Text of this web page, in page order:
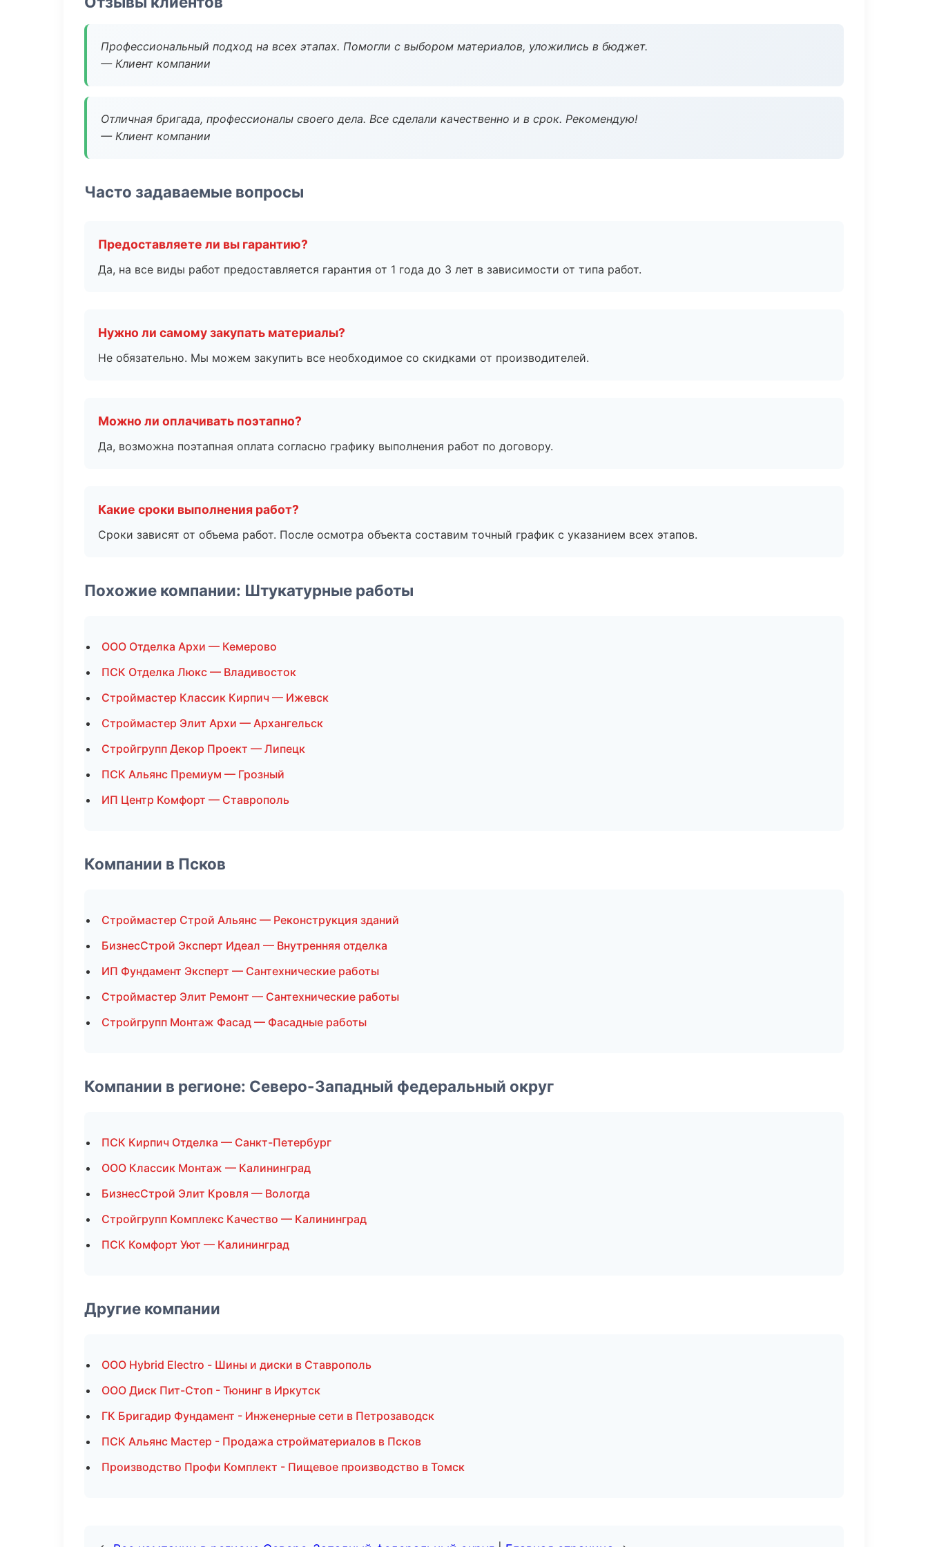
Профессиональный подход на всех этапах. Помогли с выбором материалов, уложились в бюджет.
— Клиент компании
Отличная бригада, профессионалы своего дела. Все сделали качественно и в срок. Рекомендую!
— Клиент компании
Часто задаваемые вопросы
Предоставляете ли вы гарантию?
Да, на все виды работ предоставляется гарантия от 1 года до 3 лет в зависимости от типа работ.
Нужно ли самому закупать материалы?
Не обязательно. Мы можем закупить все необходимое со скидками от производителей.
Можно ли оплачивать поэтапно?
Да, возможна поэтапная оплата согласно графику выполнения работ по договору.
Какие сроки выполнения работ?
Сроки зависят от объема работ. После осмотра объекта составим точный график с указанием всех этапов.
Похожие компании: Штукатурные работы
ООО Отделка Архи — Кемерово
ПСК Отделка Люкс — Владивосток
Строймастер Классик Кирпич — Ижевск
Строймастер Элит Архи — Архангельск
Стройгрупп Декор Проект — Липецк
ПСК Альянс Премиум — Грозный
ИП Центр Комфорт — Ставрополь
Компании в Псков
Строймастер Строй Альянс — Реконструкция зданий
БизнесСтрой Эксперт Идеал — Внутренняя отделка
ИП Фундамент Эксперт — Сантехнические работы
Строймастер Элит Ремонт — Сантехнические работы
Стройгрупп Монтаж Фасад — Фасадные работы
Компании в регионе: Северо-Западный федеральный округ
ПСК Кирпич Отделка — Санкт-Петербург
ООО Классик Монтаж — Калининград
БизнесСтрой Элит Кровля — Вологда
Стройгрупп Комплекс Качество — Калининград
ПСК Комфорт Уют — Калининград
Другие компании
ООО Hybrid Electro - Шины и диски в Ставрополь
ООО Диск Пит-Стоп - Тюнинг в Иркутск
ГК Бригадир Фундамент - Инженерные сети в Петрозаводск
ПСК Альянс Мастер - Продажа стройматериалов в Псков
Производство Профи Комплект - Пищевое производство в Томск